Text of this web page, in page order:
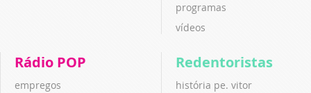
programas
vídeos
Rádio POP
empregos
Redentoristas
história pe. vitor